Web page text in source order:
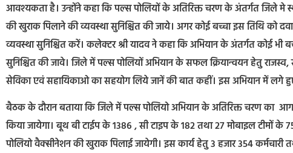
आवश्यकता है। उन्होंने कहा कि पल्स पोलियों के अतिरिक्त चरण के अंतर्गत जिले मे
की खुराक पिलाने की व्यवस्था सुनिश्चित की जाये। अगर कोई बच्चा इस तिथि को
व्यवस्था सुनिश्चित करें। कलेक्टर श्री यादव ने कहा कि अभियान के अंतर्गत कोई भी
सुनिश्चित की जावे। जिले में पल्स पोलियों अभियान के सफल क्रियान्वयन हेतु
सेविका एवं सहायिकाओ का सहयोग लिये जानें की बात कहीं। इस अभियान में लगे हुए
बैठक के दौरान बताया कि जिले में पल्स पोलियो अभियान के अतिरिक्त चरण का
किया जायेगा। बूथ बी टाईप के 1386 , सी टाइप के 182 तथा 27 मोबाइल टीमों के
पोलियो वैक्सीनेशन की खुराक पिलाई जायेगी। इस कार्य हेतु 3 हजार 354 कर्मचारी